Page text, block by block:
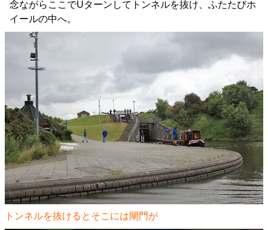
念ながらここでUターンしてトンネルを抜け、ふたたびホ
イールの中へ。
トンネルを抜けるとそこには閘門が